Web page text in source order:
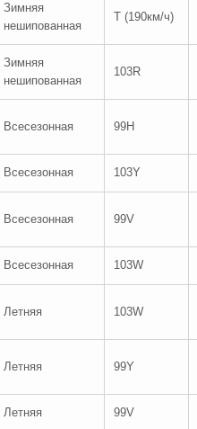
Зимняя
нешипованная
T (190км/ч)
Зимняя
нешипованная
103R
Всесезонная 99H
Всесезонная 103Y
Всесезонная 99V
Всесезонная 103W
Летняя 103W
Летняя 99Y
Летняя 99V